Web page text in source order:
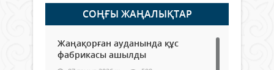
СОҢҒЫ ЖАҢАЛЫҚТАР
Жаңақорған ауданында құс
фабрикасы ашылды